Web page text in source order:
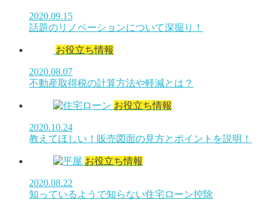
2020.09.15
話題のリノベーションについて深掘り！
お役立ち情報
2020.08.07
不動産取得税の計算方法や軽減とは？
お役立ち情報
2020.10.24
教えてほしい！販売図面の見方とポイントを説明！
お役立ち情報
2020.08.22
知っているようで知らない住宅ローン控除